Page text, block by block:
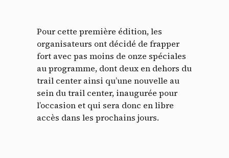
Pour cette première édition, les
organisateurs ont décidé de frapper
fort avec pas moins de onze spéciales
au programme, dont deux en dehors du
trail center ainsi qu’une nouvelle au
sein du trail center, inaugurée pour
l’occasion et qui sera donc en libre
accès dans les prochains jours.